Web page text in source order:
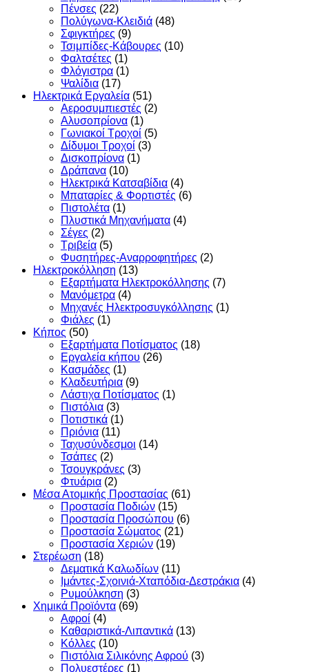
Πένσες (22)
Πολύγωνα-Κλειδιά (48)
Σφιγκτήρες (9)
Τσιμπίδες-Κάβουρες (10)
Φαλτσέτες (1)
Φλόγιστρα (1)
Ψαλίδια (17)
Ηλεκτρικά Εργαλεία (51)
Αεροσυμπιεστές (2)
Αλυσοπρίονα (1)
Γωνιακοί Τροχοί (5)
Δίδυμοι Τροχοί (3)
Δισκοπρίονα (1)
Δράπανα (10)
Ηλεκτρικά Κατσαβίδια (4)
Μπαταρίες & Φορτιστές (6)
Πιστολέτα (1)
Πλυστικά Μηχανήματα (4)
Σέγες (2)
Τριβεία (5)
Φυσητήρες-Αναρροφητήρες (2)
Ηλεκτροκόλληση (13)
Εξαρτήματα Ηλεκτροκόλλησης (7)
Μανόμετρα (4)
Μηχανές Ηλεκτροσυγκόλλησης (1)
Φιάλες (1)
Κήπος (50)
Εξαρτήματα Ποτίσματος (18)
Εργαλεία κήπου (26)
Κασμάδες (1)
Κλαδευτήρια (9)
Λάστιχα Ποτίσματος (1)
Πιστόλια (3)
Ποτιστικά (1)
Πριόνια (11)
Ταχυσύνδεσμοι (14)
Τσάπες (2)
Τσουγκράνες (3)
Φτυάρια (2)
Μέσα Ατομικής Προστασίας (61)
Προστασία Ποδιών (15)
Προστασία Προσώπου (6)
Προστασία Σώματος (21)
Προστασία Χεριών (19)
Στερέωση (18)
Δεματικά Καλωδίων (11)
Ιμάντες-Σχοινιά-Χταπόδια-Δεστράκια (4)
Ρυμούλκηση (3)
Χημικά Προϊόντα (69)
Αφροί (4)
Καθαριστικά-Λιπαντικά (13)
Κόλλες (10)
Πιστόλια Σιλικόνης Αφρού (3)
Πολυεστέρες (1)